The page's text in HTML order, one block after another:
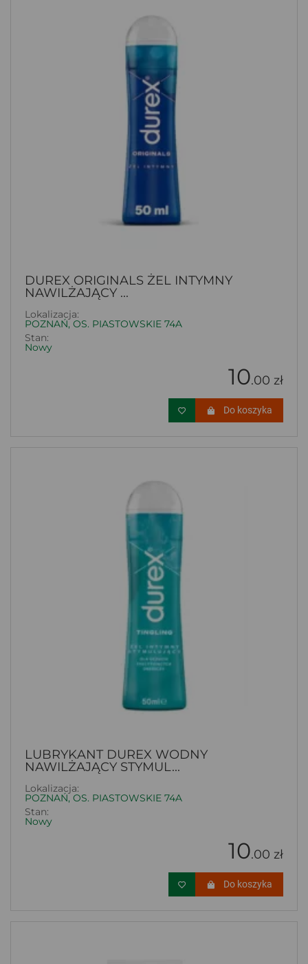
DUREX ORIGINALS ŻEL INTYMNY
NAWILŻAJĄCY ...
Lokalizacja:
POZNAŃ, OS. PIASTOWSKIE 74A
Stan:
Nowy
10.00 zł
Do koszyka
LUBRYKANT DUREX WODNY
NAWILŻAJĄCY STYMUL...
Lokalizacja:
POZNAŃ, OS. PIASTOWSKIE 74A
Stan:
Nowy
10.00 zł
Do koszyka